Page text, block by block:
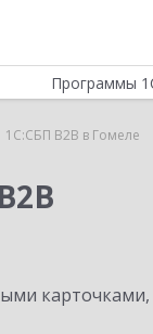
Программы
1С:СБП B2B в Гомеле